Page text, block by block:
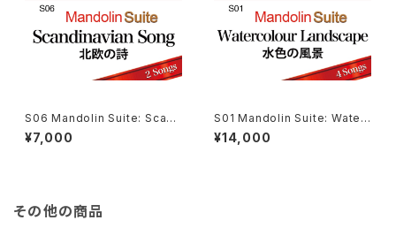
S06 Mandolin Suite: Scand
inavian Song マンドリン組曲：
北欧の詩
¥7,000
S01 Mandolin Suite: Water
colour Landscape マンドリ
ン組曲：水色の風景
¥14,000
その他の商品